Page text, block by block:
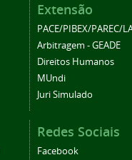
Extensão
PACE/PIBEX/PAREC/
Arbitragem - GEADE
Direitos Humanos
MUndi
Juri Simulado
Redes Sociais
Facebook